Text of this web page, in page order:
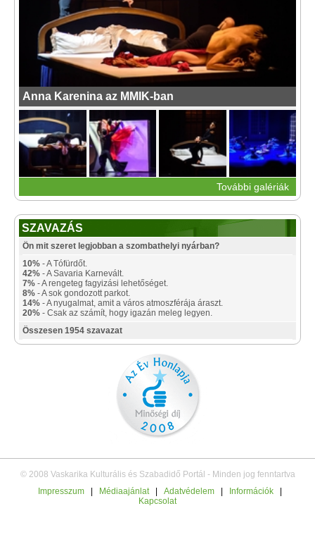
Anna Karenina az MMIK-ban
További galériák
SZAVAZÁS
Ön mit szeret legjobban a szombathelyi nyárban?
10% - A Tófürdőt.
42% - A Savaria Karnevált.
7% - A rengeteg fagyizási lehetőséget.
8% - A sok gondozott parkot.
14% - A nyugalmat, amit a város atmoszférája áraszt.
20% - Csak az számít, hogy igazán meleg legyen.
Összesen 1954 szavazat
© 2008 Vaskarika Kulturális és Szabadidő Portál - Minden jog fenntartva
Impresszum
Médiaajánlat Adatvédelem Információk
Kapcsolat